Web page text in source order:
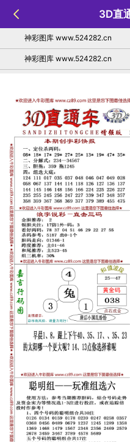
3D直
神彩图库 www.524282.cn
神彩图库 www.524282.cn